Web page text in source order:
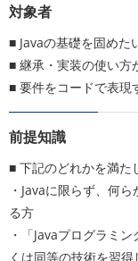
対象者
■ Javaの基礎を固めた
■ 継承・実装の使い方
■ 要件をコードで表現
前提知識
■ 下記のどれかを満た
・Javaに限らず、何
る方
・「Javaプログラミ
くは同等の技術を習